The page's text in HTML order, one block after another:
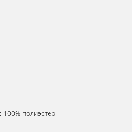
100% полиэстер